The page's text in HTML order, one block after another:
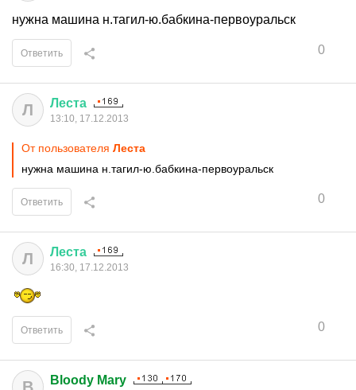
нужна машина н.тагил-ю.бабкина-первоуральск
0
Ответить
Л Леста
13:10, 17.12.2013
От пользователя Леста
нужна машина н.тагил-ю.бабкина-первоуральск
0
Ответить
Л Леста
16:30, 17.12.2013
0
Ответить
Bloody Mary